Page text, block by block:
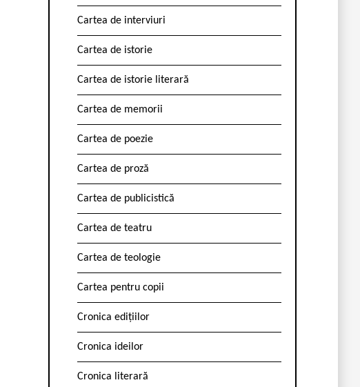
Cartea de interviuri
Cartea de istorie
Cartea de istorie literară
Cartea de memorii
Cartea de poezie
Cartea de proză
Cartea de publicistică
Cartea de teatru
Cartea de teologie
Cartea pentru copii
Cronica edițiilor
Cronica ideilor
Cronica literară